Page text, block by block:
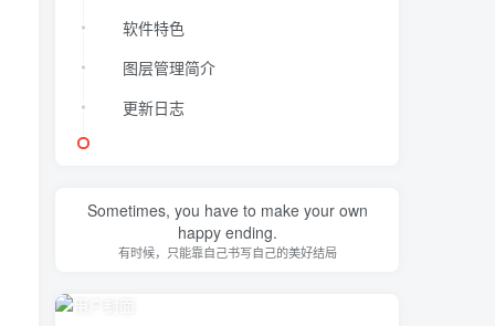
软件特色
图层管理简介
更新日志
Sometimes, you have to make your own
happy ending.
有时候，只能靠自己书写自己的美好结局